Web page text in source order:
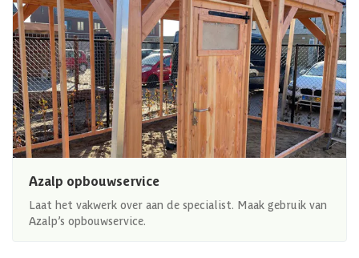
Azalp opbouwservice
Laat het vakwerk over aan de specialist. Maak gebruik van
Azalp’s opbouwservice.